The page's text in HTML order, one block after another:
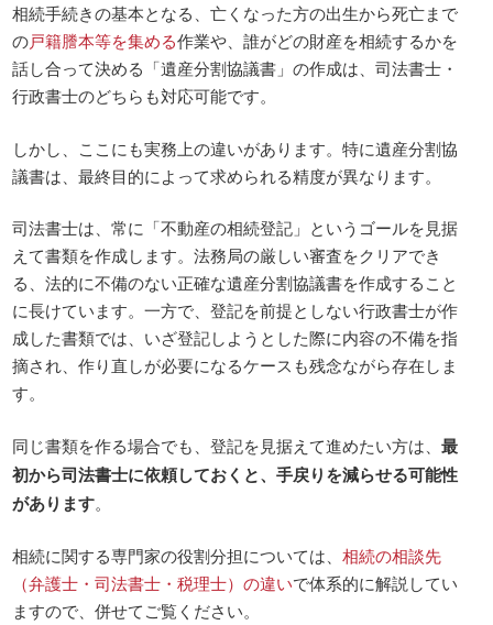
相続手続きの基本となる、亡くなった方の出生から死亡まで
の戸籍謄本等を集める作業や、誰がどの財産を相続するかを
話し合って決める「遺産分割協議書」の作成は、司法書士・
行政書士のどちらも対応可能です。
しかし、ここにも実務上の違いがあります。特に遺産分割協
議書は、最終目的によって求められる精度が異なります。
司法書士は、常に「不動産の相続登記」というゴールを見据
えて書類を作成します。法務局の厳しい審査をクリアでき
る、法的に不備のない正確な遺産分割協議書を作成すること
に長けています。一方で、登記を前提としない行政書士が作
成した書類では、いざ登記しようとした際に内容の不備を指
摘され、作り直しが必要になるケースも残念ながら存在しま
す。
同じ書類を作る場合でも、登記を見据えて進めたい方は、最
初から司法書士に依頼しておくと、手戻りを減らせる可能性
があります。
相続に関する専門家の役割分担については、相続の相談先
（弁護士・司法書士・税理士）の違いで体系的に解説してい
ますので、併せてご覧ください。